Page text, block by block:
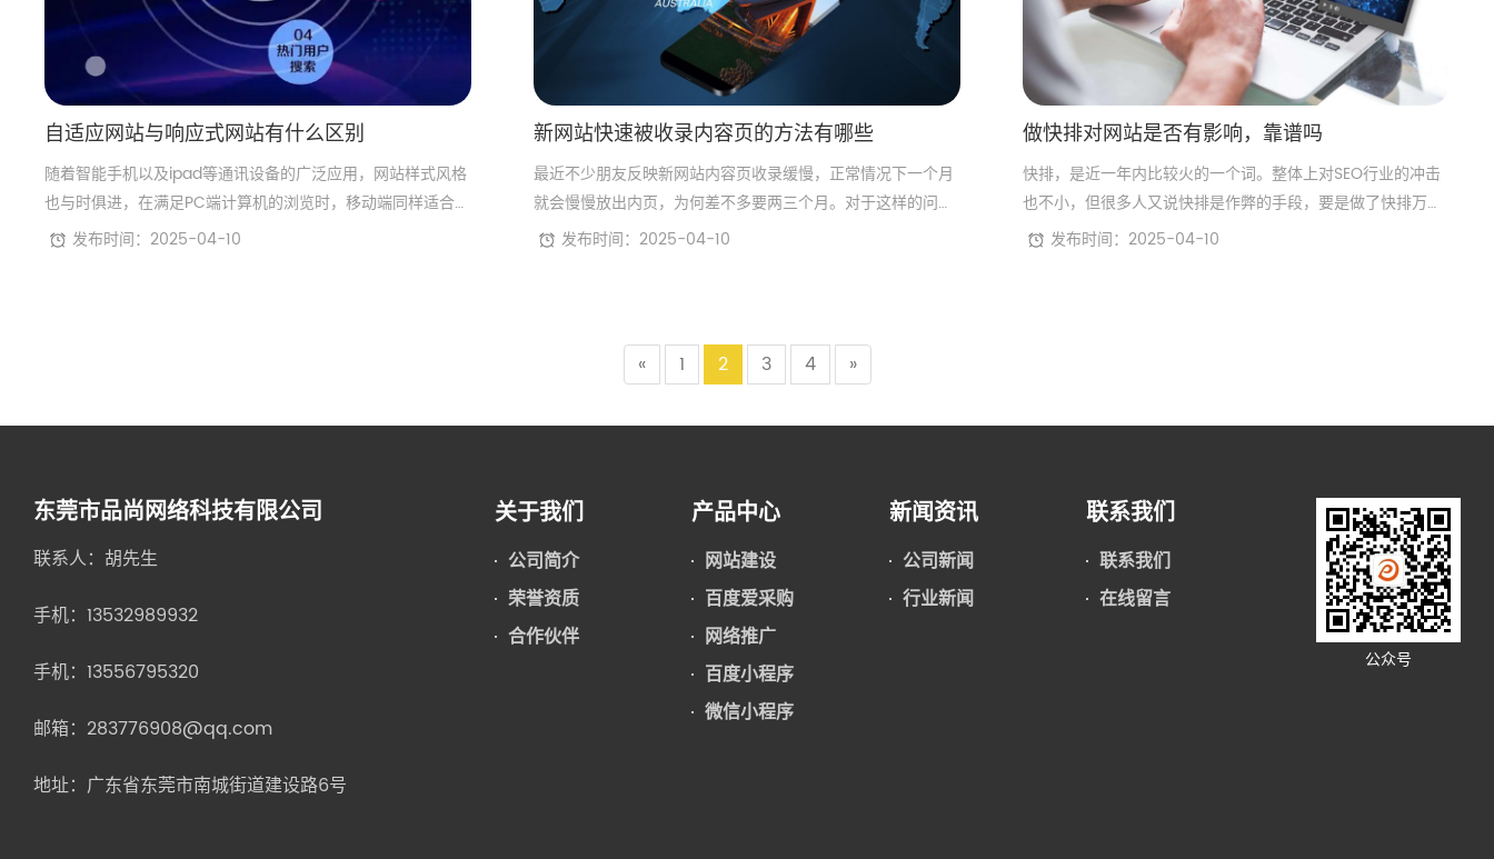
自适应网站与响应式网站有什么区别
随着智能手机以及ipad等通讯设备的广泛应用，网站样式风格
也与时俱进，在满足PC端计算机的浏览时，移动端同样适合访
客浏览，作为一些企业公司和个人，他们在网络营销方面有着
发布时间：2025-04-10
新网站快速被收录内容页的方法有哪些
最近不少朋友反映新网站内容页收录缓慢，正常情况下一个月
就会慢慢放出内页，为何差不多要两三个月。对于这样的问题
应该怎样解决呢？
发布时间：2025-04-10
做快排对网站是否有影响，靠谱吗
快排，是近一年内比较火的一个词。整体上对SEO行业的冲击
也不小，但很多人又说快排是作弊的手段，要是做了快排万一
网站降权可是得不偿失的，导致如今很多人做了快排尝到了甜
发布时间：2025-04-10
« 1 2 3 4 »
东莞市品尚网络科技有限公司
联系人：胡先生
手机： 13532989932
手机： 13556795320
邮箱：283776908@qq.com
地址：广东省东莞市南城街道建设路6号
关于我们
公司简介
荣誉资质
合作伙伴
产品中心
网站建设
百度爱采购
网络推广
百度小程序
微信小程序
新闻资讯
公司新闻
行业新闻
联系我们
联系我们
在线留言
公众号